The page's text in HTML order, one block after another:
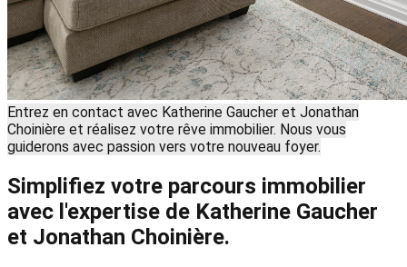
Entrez en contact avec Katherine Gaucher et Jonathan
Choinière et réalisez votre rêve immobilier. Nous vous
guiderons avec passion vers votre nouveau foyer.
Simplifiez votre parcours immobilier
avec l'expertise de Katherine Gaucher
et Jonathan Choinière.